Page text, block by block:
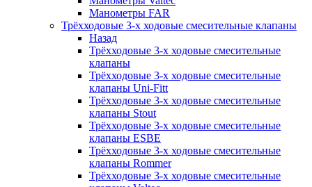
Манометры FAR
Трёхходовые 3-х ходовые смесительные клапаны
Назад
Трёхходовые 3-х ходовые смесительные
клапаны
Трёхходовые 3-х ходовые смесительные
клапаны Uni-Fitt
Трёхходовые 3-х ходовые смесительные
клапаны Stout
Трёхходовые 3-х ходовые смесительные
клапаны ESBE
Трёхходовые 3-х ходовые смесительные
клапаны Rommer
Трёхходовые 3-х ходовые смесительные